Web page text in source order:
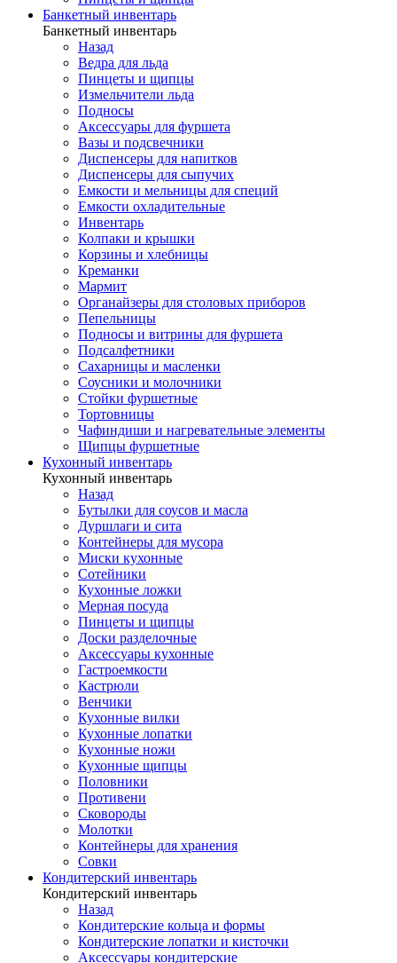
Банкетный инвентарь
Банкетный инвентарь
Назад
Ведра для льда
Пинцеты и щипцы
Измельчители льда
Подносы
Аксессуары для фуршета
Вазы и подсвечники
Диспенсеры для напитков
Диспенсеры для сыпучих
Емкости и мельницы для специй
Емкости охладительные
Инвентарь
Колпаки и крышки
Корзины и хлебницы
Креманки
Мармит
Органайзеры для столовых приборов
Пепельницы
Подносы и витрины для фуршета
Подсалфетники
Сахарницы и масленки
Соусники и молочники
Стойки фуршетные
Тортовницы
Чафиндиши и нагревательные элементы
Щипцы фуршетные
Кухонный инвентарь
Кухонный инвентарь
Назад
Бутылки для соусов и масла
Дуршлаги и сита
Контейнеры для мусора
Миски кухонные
Сотейники
Кухонные ложки
Мерная посуда
Пинцеты и щипцы
Доски разделочные
Аксессуары кухонные
Гастроемкости
Кастрюли
Венчики
Кухонные вилки
Кухонные лопатки
Кухонные ножи
Кухонные щипцы
Половники
Противени
Сковороды
Молотки
Контейнеры для хранения
Совки
Кондитерский инвентарь
Кондитерский инвентарь
Назад
Кондитерские кольца и формы
Кондитерские лопатки и кисточки
Аксессуары кондитерские